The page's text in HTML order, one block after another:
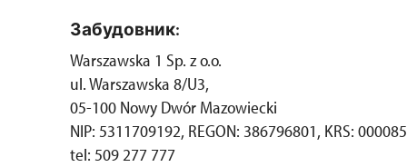
Забудовник:
Warszawska 1 Sp. z o.o.
ul. Warszawska 8/U3,
05-100 Nowy Dwór Mazowiecki
NIP: 5311709192, REGON: 386796801, KRS:
tel: 509 277 777